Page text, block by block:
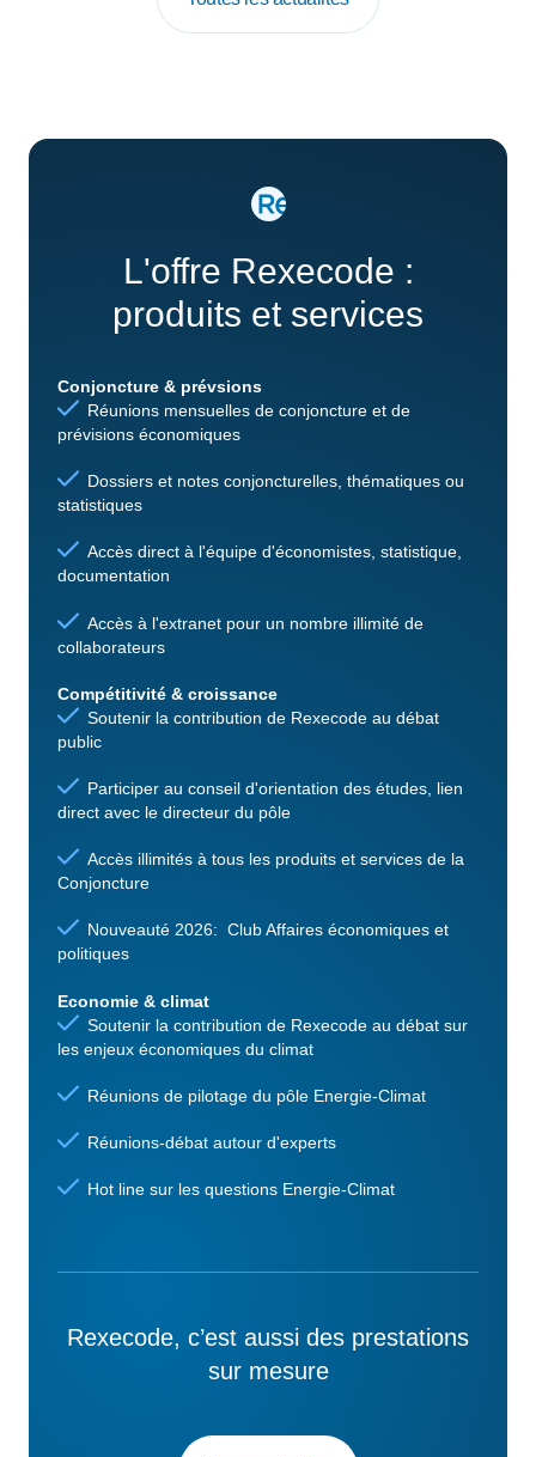
L'offre Rexecode :
produits et services
Conjoncture & prévsions
Réunions mensuelles de conjoncture et de
prévisions économiques
Dossiers et notes conjoncturelles, thématiques ou
statistiques
Accès direct à l'équipe d'économistes, statistique,
documentation
Accès à l'extranet pour un nombre illimité de
collaborateurs
Compétitivité & croissance
Soutenir la contribution de Rexecode au débat
public
Participer au conseil d'orientation des études, lien
direct avec le directeur du pôle
Accès illimités à tous les produits et services de la
Conjoncture
Nouveauté 2026: Club Affaires économiques et
politiques
Economie & climat
Soutenir la contribution de Rexecode au débat sur
les enjeux économiques du climat
Réunions de pilotage du pôle Energie-Climat
Réunions-débat autour d'experts
Hot line sur les questions Energie-Climat
Rexecode, c’est aussi des prestations
sur mesure